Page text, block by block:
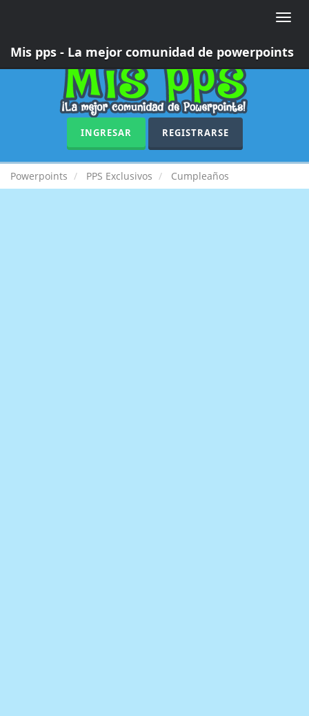
Toggle
Mis pps - La mejor comunidad de powerpoints
INGRESAR REGISTRARSE
Powerpoints PPS Exclusivos Cumpleaños